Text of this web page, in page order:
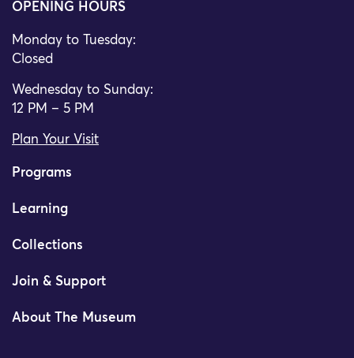
OPENING HOURS
Monday to Tuesday:
Closed
Wednesday to Sunday:
12 PM – 5 PM
Plan Your Visit
Programs
Learning
Collections
Join & Support
About The Museum